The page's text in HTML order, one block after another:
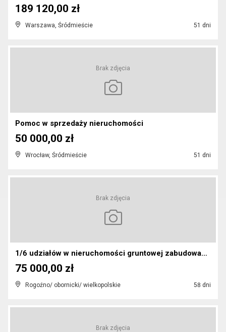
Warszawa, Śródmieście 51 dni
189 120,00 zł
Brak zdjęcia
Pomoc w sprzedaży nieruchomości
Wrocław, Śródmieście 51 dni
50 000,00 zł
Brak zdjęcia
1/6 udziałów w nieruchomości gruntowej zabudowanej...
Rogoźno/ obornicki/ wielkopolskie 58 dni
75 000,00 zł
Brak zdjęcia